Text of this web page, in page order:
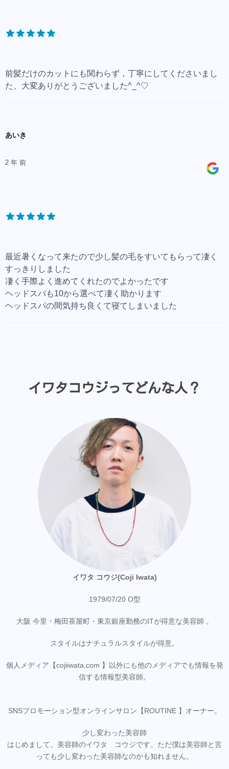
前髪だけのカットにも関わらず，丁寧にしてくださいまし
た、大変ありがとうございました^_^♡
あいき
2 年 前
最近暑くなって来たので少し髪の毛をすいてもらって凄く
すっきりしました
凄く手際よく進めてくれたのでよかったです
ヘッドスバも10から選べて凄く助かります
ヘッドスパの間気持ち良くて寝てしまいました
イワタコウジってどんな人？
イワタ コウジ(Coji Iwata)
1979/07/20 O型
大阪 今里・梅田茶屋町・東京銀座勤務のITが得意な美容師 。
スタイルはナチュラルスタイルが得意。
個人メディア【cojiiwata.com 】以外にも他のメディアでも情報を発
信する情報型美容師。
SNSプロモーション型オンラインサロン【ROUTINE 】オーナー。
少し変わった美容師
はじめまして。美容師のイワタ コウジです。ただ僕は美容師と言
っても少し変わった美容師なのかも知れません。